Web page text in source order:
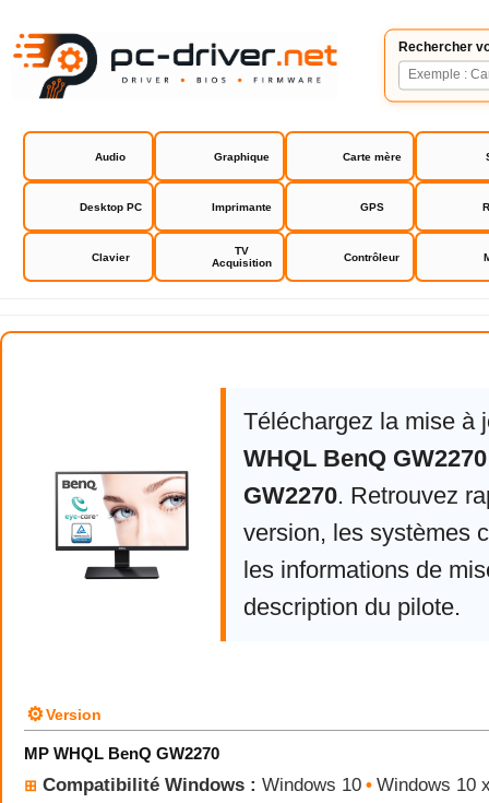
Rechercher
Audio Graphique Carte mère
Desktop PC Imprimante GPS
Clavier
TV
Acquisition
Contrôleur
BenQ GW2270
Téléchargez la mise à
WHQL BenQ GW2270
GW2270. Retrouvez
version, les systèmes
les informations de
description du pilote.
⚙Version
MP WHQL BenQ GW2270
⊞ Compatibilité Windows : Windows 10 • Windows 10